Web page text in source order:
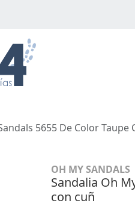
5655 De Color Taupe
OH MY SANDALS
Sandalia Oh
con cuñ